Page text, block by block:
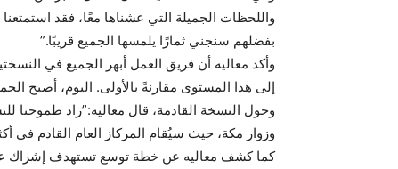
واللحظات الجميلة التي عشناها معًا، فقد
بفضلهم سنجني ثمارًا يلمسها الجميع قريبًا.”
وأكد معاليه أن فريق العمل أبهر الجميع في
إلى هذا المستوى مقارنةً بالأولى. اليوم، أصبح
وحول النسخة القادمة، قال معاليه:”زاد طموحنا
وزوار مكة، حيث سيُقام المركاز العام القادم في
كما كشف معاليه عن خطة توسع تستهدف إشراك